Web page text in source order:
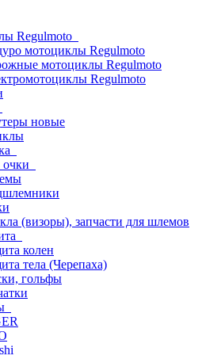
Regulmoto
мотоциклы Regulmoto
мотоциклы Regulmoto
Regulmoto
новые
(визоры), запчасти для шлемов
колен
тела (Черепаха)
гольфы